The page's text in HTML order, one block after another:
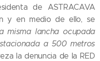
de ASTRACAVA
y en medio de ello, se
misma lancha ocupada
a 500 metros
la denuncia de la RED